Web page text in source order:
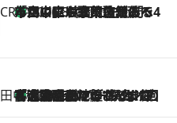
CREA'S CHOICE
2026.8.7
「立川にも歌舞伎があるんだよ」 片岡仁左衛門・市川中車ら豪華座組みで4年目の立川立飛歌舞伎へ
田中稲の勝手に再ブーム
2026.8.7
「湘南乃風に憧れて」観客大盛上がりの“タオル回し”に、ラッパー顔負けの高速歌唱まで…さだまさし（74）のアグレッシブすぎる現在地